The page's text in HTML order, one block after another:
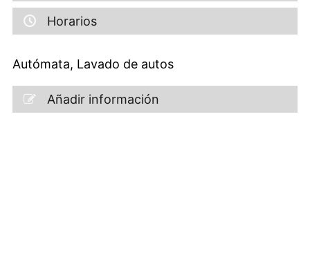
Horarios
Autómata, Lavado de autos
Añadir información